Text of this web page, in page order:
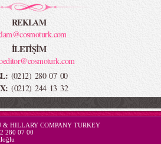
REKLAM
İLETİŞİM
(0212) 280 07 00
(0212) 244 13 32
& HILLARY COMPANY TURKEY
280 07 00